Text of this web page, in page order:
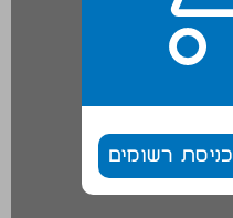
כניסת רשומים